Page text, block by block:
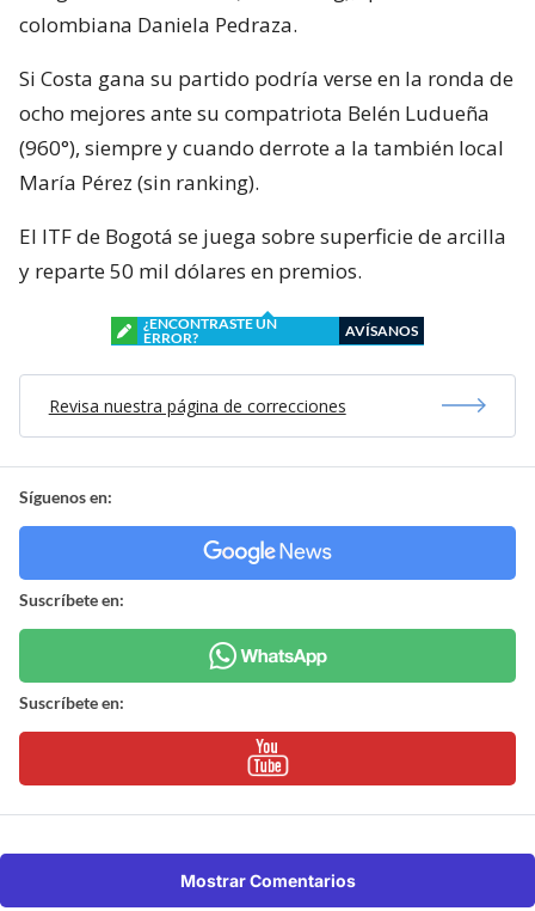
colombiana Daniela Pedraza.
Si Costa gana su partido podría verse en la ronda de
ocho mejores ante su compatriota Belén Ludueña
(960°), siempre y cuando derrote a la también local
María Pérez (sin ranking).
El ITF de Bogotá se juega sobre superficie de arcilla
y reparte 50 mil dólares en premios.
¿ENCONTRASTE UN
ERROR?
AVÍSANOS
Revisa nuestra página de correcciones
Síguenos en:
Suscríbete en:
Suscríbete en:
Mostrar Comentarios